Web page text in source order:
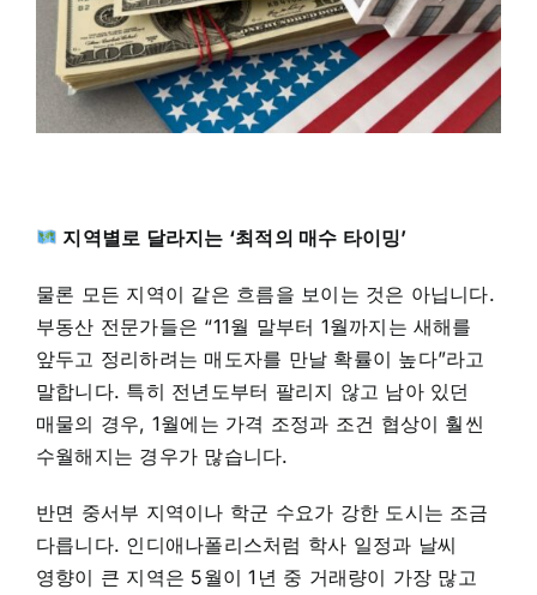
지역별로 달라지는 ‘최적의 매수 타이밍’
물론 모든 지역이 같은 흐름을 보이는 것은 아닙니다.
부동산 전문가들은 “11월 말부터 1월까지는 새해를
앞두고 정리하려는 매도자를 만날 확률이 높다”라고
말합니다. 특히 전년도부터 팔리지 않고 남아 있던
매물의 경우, 1월에는 가격 조정과 조건 협상이 훨씬
수월해지는 경우가 많습니다.
반면 중서부 지역이나 학군 수요가 강한 도시는 조금
다릅니다. 인디애나폴리스처럼 학사 일정과 날씨
영향이 큰 지역은 5월이 1년 중 거래량이 가장 많고